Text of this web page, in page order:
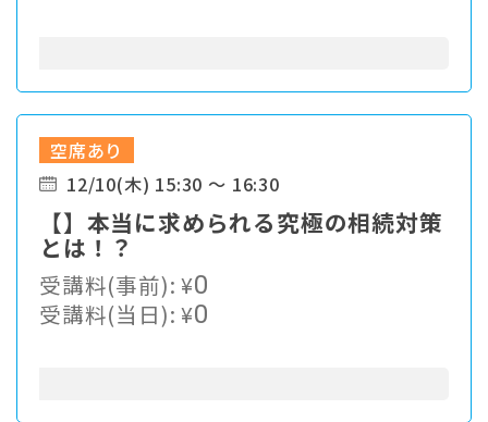
空席あり
12/10(木) 15:30 ～ 16:30
【】本当に求められる究極の相続対策
とは！？
受講料(事前):¥0
受講料(当日):¥0